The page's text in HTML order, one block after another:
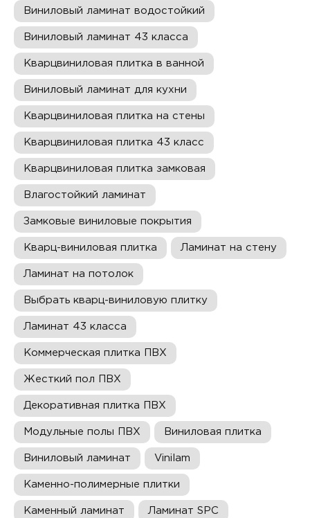
Виниловый ламинат водостойкий
Виниловый ламинат 43 класса
Кварцвиниловая плитка в ванной
Виниловый ламинат для кухни
Кварцвиниловая плитка на стены
Кварцвиниловая плитка 43 класс
Кварцвиниловая плитка замковая
Влагостойкий ламинат
Замковые виниловые покрытия
Кварц-виниловая плитка Ламинат на стену
Ламинат на потолок
Выбрать кварц-виниловую плитку
Ламинат 43 класса
Коммерческая плитка ПВХ
Жесткий пол ПВХ
Декоративная плитка ПВХ
Модульные полы ПВХ Виниловая плитка
Виниловый ламинат Vinilam
Каменно-полимерные плитки
Каменный ламинат Ламинат SPC